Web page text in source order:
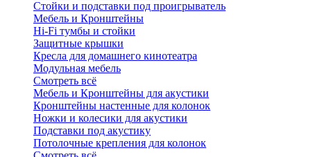
Стойки и подставки под проигрыватель
Мебель и Кронштейны
Hi-Fi тумбы и стойки
Защитные крышки
Кресла для домашнего кинотеатра
Модульная мебель
Смотреть всё
Мебель и Кронштейны для акустики
Кронштейны настенные для колонок
Ножки и колесики для акустики
Подставки под акустику
Потолочные крепления для колонок